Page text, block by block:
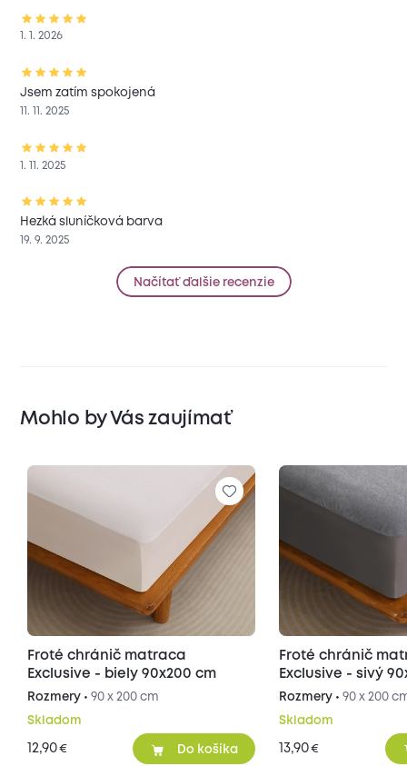
1. 1. 2026
Jsem zatím spokojená
11. 11. 2025
1. 11. 2025
Hezká sluníčková barva
19. 9. 2025
Načítať ďalšie recenzie
Mohlo by Vás zaujímať
Froté chránič matraca
Exclusive - biely 90x200 cm
Rozmery • 90 x 200 cm
Skladom
12,90€ Do košíka
Froté chránič
Exclusive - sivý
Rozmery •90 x 200
Skladom
13,90€